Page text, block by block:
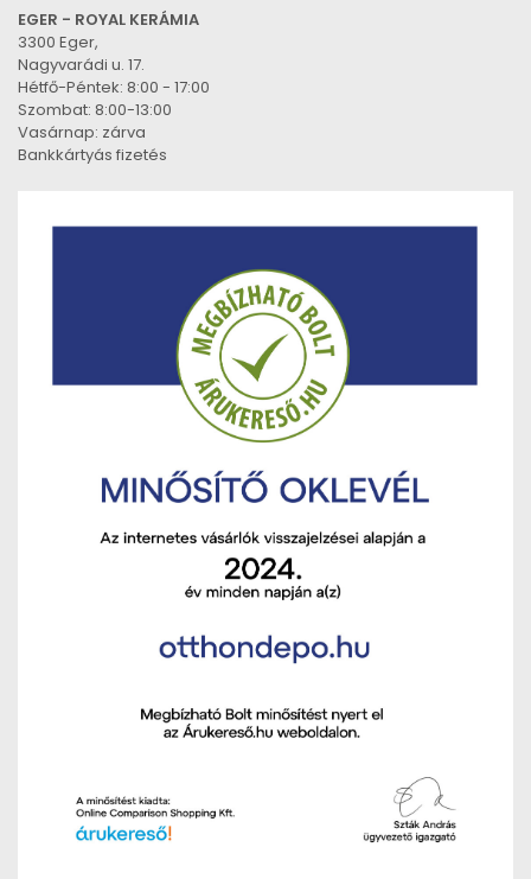
EGER - ROYAL KERÁMIA
3300 Eger,
Nagyvarádi u. 17.
Hétfő-Péntek: 8:00 - 17:00
Szombat: 8:00-13:00
Vasárnap: zárva
Bankkártyás fizetés